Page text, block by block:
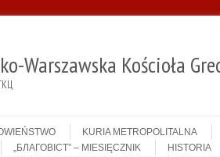
Warszawska Kościoła
KURIA METROPOLITALNA
„БЛАГОВІСТ” – MIESIĘCZNIK HISTORIA